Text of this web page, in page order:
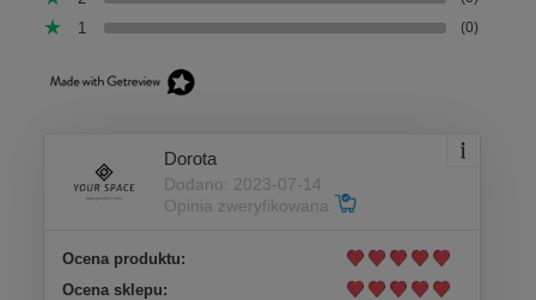
1 (0)
Dorota
Dodano: 2023-07-14
Opinia zweryfikowana
Ocena produktu:
Ocena sklepu: